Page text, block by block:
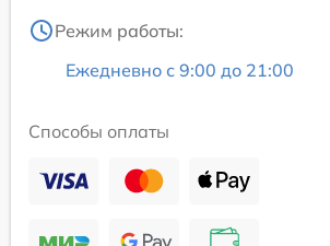
Режим работы:
Ежедневно с 9:00 до 21:00
Способы оплаты